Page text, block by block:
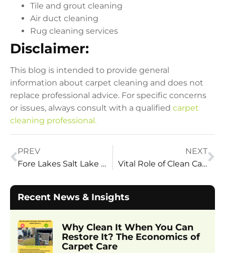
Tile and grout cleaning
Air duct cleaning
Rug cleaning services
Disclaimer:
This blog is intended to provide general
information about carpet cleaning and does not
replace professional advice. For specific concerns
or issues, always consult with a qualified carpet
cleaning professional.
PREV
Fore Lakes Salt Lake City Golf Course
NEXT
Vital Role of Clean Carpet Cleaning for Salt Lake City
Recent News & Insights
Why Clean It When You Can
Restore It? The Economics of
Carpet Care